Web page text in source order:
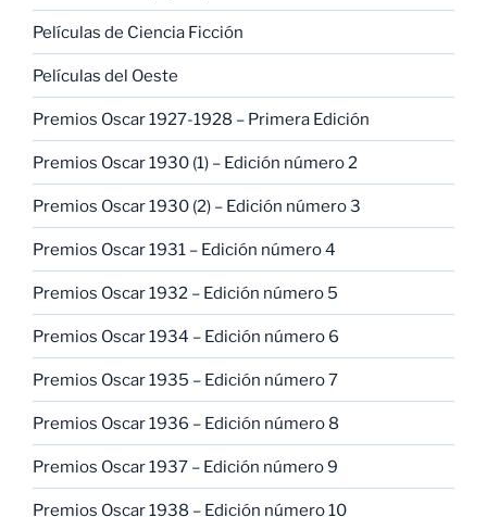
Películas de Ciencia Ficción
Películas del Oeste
Premios Oscar 1927-1928 – Primera Edición
Premios Oscar 1930 (1) – Edición número 2
Premios Oscar 1930 (2) – Edición número 3
Premios Oscar 1931 – Edición número 4
Premios Oscar 1932 – Edición número 5
Premios Oscar 1934 – Edición número 6
Premios Oscar 1935 – Edición número 7
Premios Oscar 1936 – Edición número 8
Premios Oscar 1937 – Edición número 9
Premios Oscar 1938 – Edición número 10